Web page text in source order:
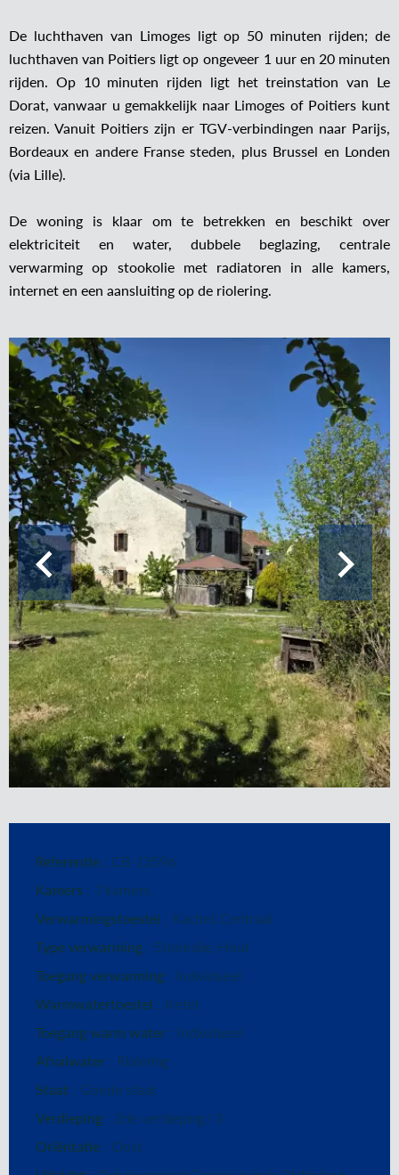
De luchthaven van Limoges ligt op 50 minuten rijden; de
luchthaven van Poitiers ligt op ongeveer 1 uur en 20 minuten
rijden. Op 10 minuten rijden ligt het treinstation van Le
Dorat, vanwaar u gemakkelijk naar Limoges of Poitiers kunt
reizen. Vanuit Poitiers zijn er TGV-verbindingen naar Parijs,
Bordeaux en andere Franse steden, plus Brussel en Londen
(via Lille).
De woning is klaar om te betrekken en beschikt over
elektriciteit en water, dubbele beglazing, centrale
verwarming op stookolie met radiatoren in alle kamers,
internet en een aansluiting op de riolering.
Referentie CB-13596
Kamers 7 kamers
Verwarmingstoestel Kachel, Centraal
Type verwarming Stookolie, Hout
Toegang verwarming Individueel
Warmwatertoestel Ketel
Toegang warm water Individueel
Afvalwater Riolering
Staat Goede staat
Verdieping 2de verdieping / 3
Oriëntatie Oost